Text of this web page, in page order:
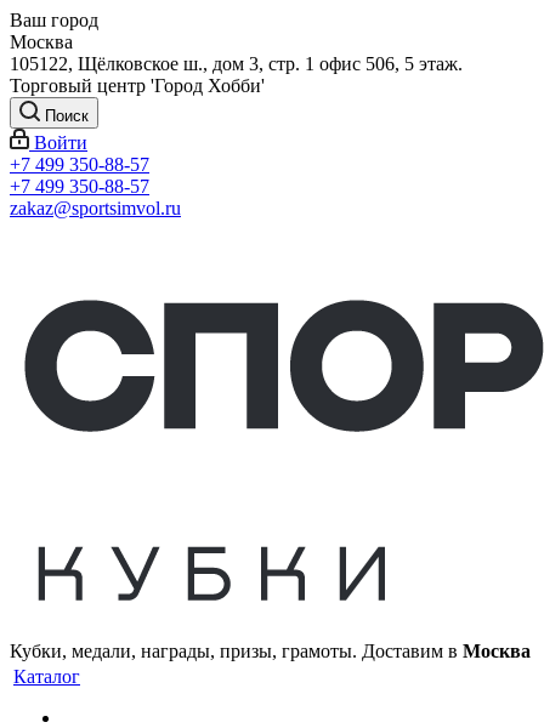
Ваш город
Москва
105122, Щёлковское ш., дом 3, стр. 1 офис 506, 5 этаж.
Торговый центр 'Город Хобби'
Поиск
Войти
+7 499 350-88-57
+7 499 350-88-57
zakaz@sportsimvol.ru
Кубки, медали, награды, призы, грамоты. Доставим в Москва
Каталог